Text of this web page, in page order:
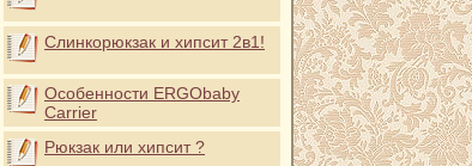
Слинкорюкзак и хипсит 2в1!
Особенности ERGObaby
Carrier
Рюкзак или хипсит ?